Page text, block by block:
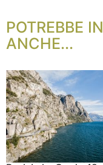
POTREBBE
ANCHE...